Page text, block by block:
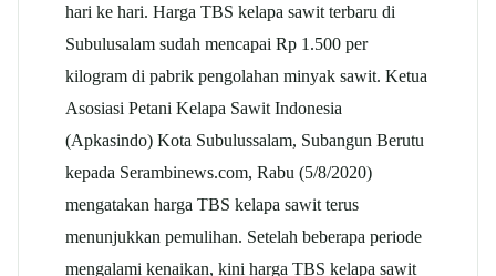
hari ke hari. Harga TBS kelapa sawit terbaru di
Subulusalam sudah mencapai Rp 1.500 per
kilogram di pabrik pengolahan minyak sawit. Ketua
Asosiasi Petani Kelapa Sawit Indonesia
(Apkasindo) Kota Subulussalam, Subangun Berutu
kepada Serambinews.com, Rabu (5/8/2020)
mengatakan harga TBS kelapa sawit terus
menunjukkan pemulihan. Setelah beberapa periode
mengalami kenaikan, kini harga TBS kelapa sawit